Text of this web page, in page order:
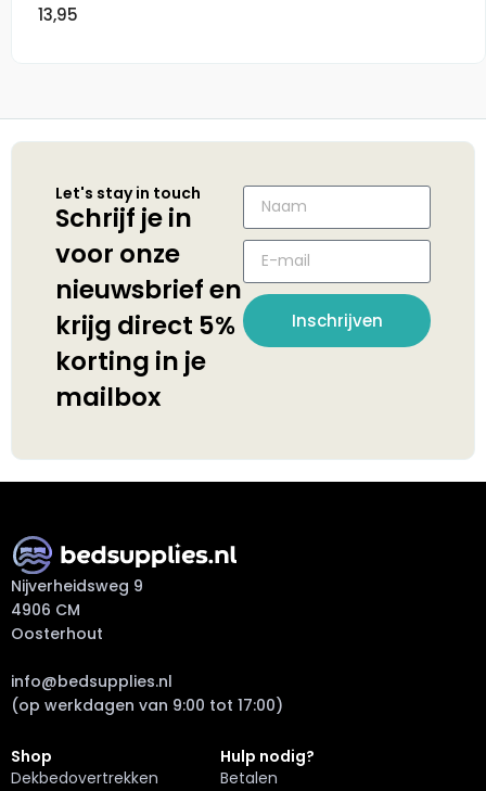
13,95
Let's stay in touch
Schrijf je in
voor onze
nieuwsbrief en
krijg direct 5%
korting in je
mailbox
Inschrijven
Nijverheidsweg 9
4906 CM
Oosterhout
info@bedsupplies.nl
(op werkdagen van 9:00 tot 17:00)
Shop
Dekbedovertrekken
Hulp nodig?
Betalen